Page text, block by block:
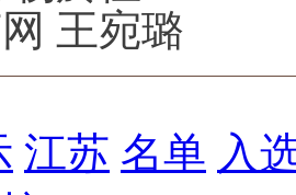
王宛璐
江苏 名单 入